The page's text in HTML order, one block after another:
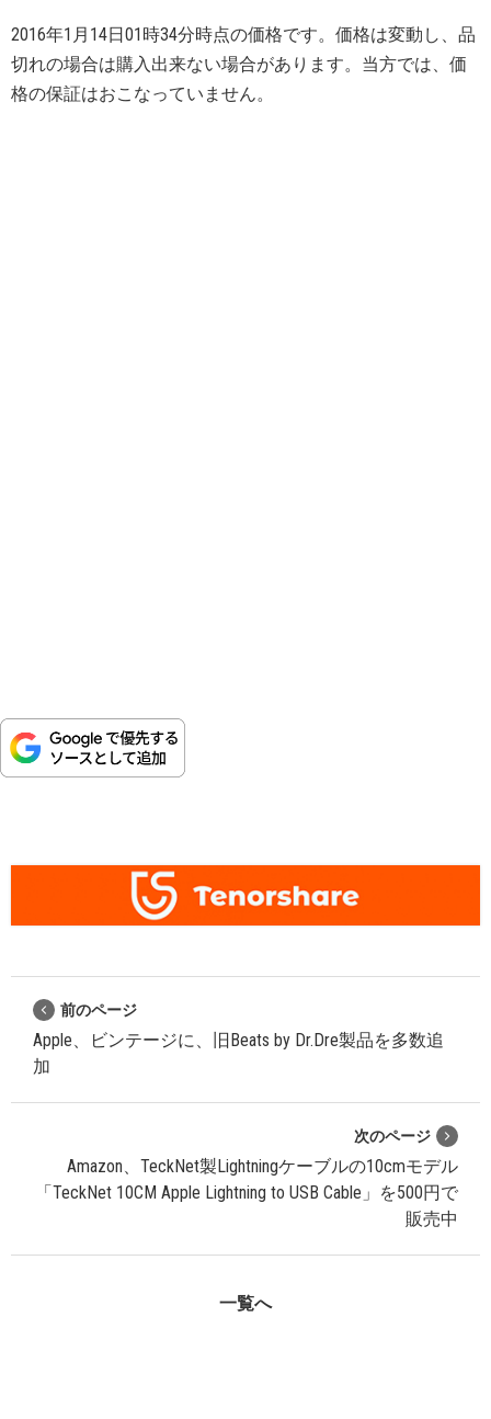
2016年1月14日01時34分時点の価格です。価格は変動し、品
切れの場合は購入出来ない場合があります。当方では、価
格の保証はおこなっていません。
前のページ
Apple、ビンテージに、旧Beats by Dr.Dre製品を多数追
加
次のページ
Amazon、TeckNet製Lightningケーブルの10cmモデル
「TeckNet 10CM Apple Lightning to USB Cable」を500円で
販売中
一覧へ